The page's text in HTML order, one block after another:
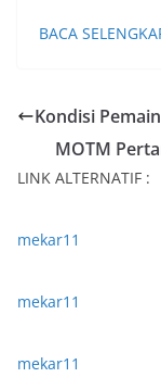
BACA
Kondisi
MOTM
LINK ALTERNATIF :
mekar11
mekar11
mekar11